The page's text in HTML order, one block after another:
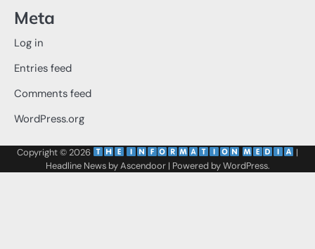
Meta
Log in
Entries feed
Comments feed
WordPress.org
Copyright © 2026
|
Headline News byAscendoor| Powered byWordPress.